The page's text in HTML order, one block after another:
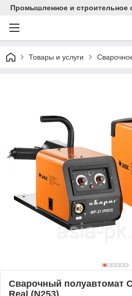
Промышленное и строительное
Товары и услуги
Сварочный полуавтомат
Real (N253)